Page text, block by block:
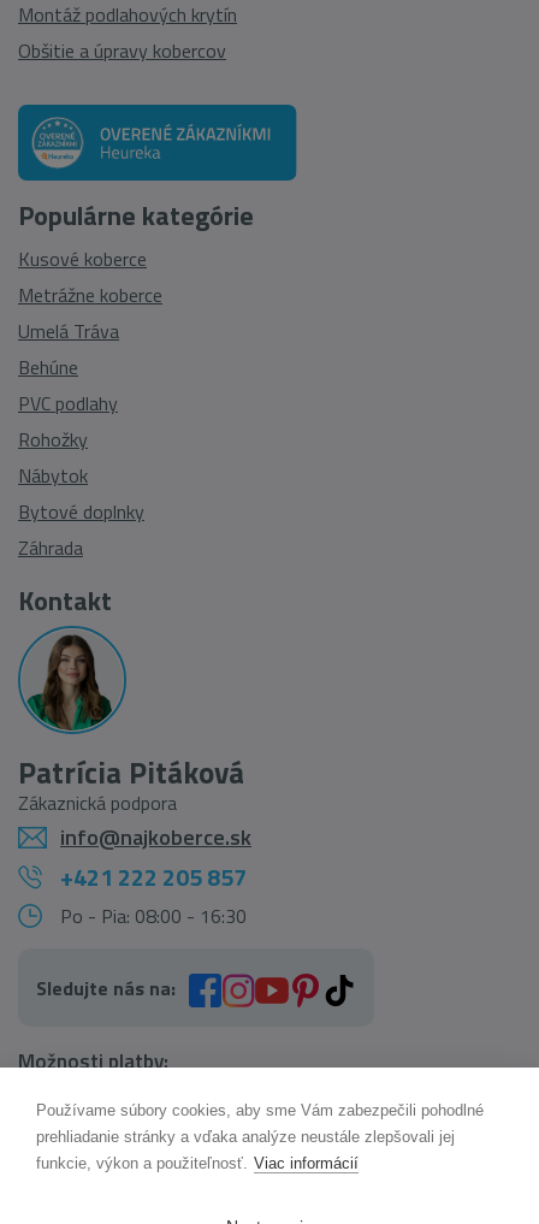
Montáž podlahových krytín
Obšitie a úpravy kobercov
Populárne kategórie
Kusové koberce
Metrážne koberce
Umelá Tráva
Behúne
PVC podlahy
Rohožky
Nábytok
Bytové doplnky
Záhrada
Kontakt
Patrícia Pitáková
Zákaznická podpora
info@najkoberce.sk
+421 222 205 857
Po - Pia: 08:00 - 16:30
Sledujte nás na:
Možnosti platby:
AI pomocník Maxík
Online
Používame súbory cookies, aby sme Vám zabezpečili pohodlné
prehliadanie stránky a vďaka analýze neustále zlepšovali jej
funkcie, výkon a použiteľnosť. Viac informácií